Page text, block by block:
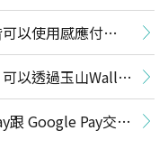
掃碼付/條碼付功